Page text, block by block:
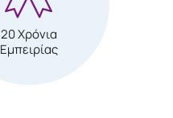
20 Χρόνια
Εμπειρίας